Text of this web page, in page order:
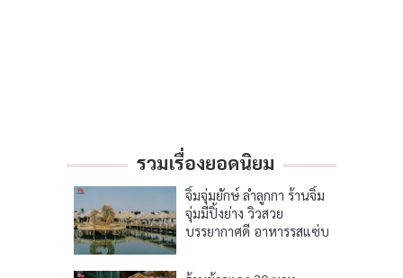
รวมเรื่องยอดนิยม
จิ้มจุ่มยักษ์ ลำลูกกา ร้านจิ้ม
จุ่มมีปิ้งย่าง วิวสวย
บรรยากาศดี อาหารรสแซ่บ